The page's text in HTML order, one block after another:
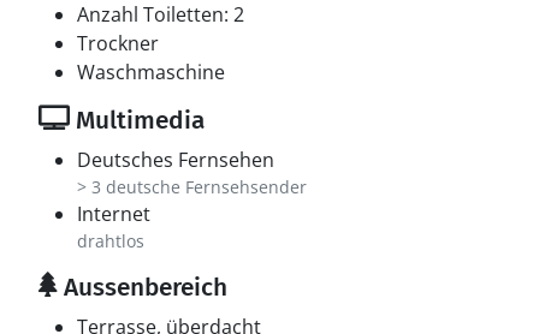
Anzahl Toiletten: 2
Trockner
Waschmaschine
Multimedia
Deutsches Fernsehen
> 3 deutsche Fernsehsender
Internet
drahtlos
Aussenbereich
Terrasse, überdacht